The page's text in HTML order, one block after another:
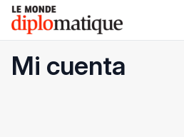
Skip
content
Le monde diplomatique
Mi cuenta